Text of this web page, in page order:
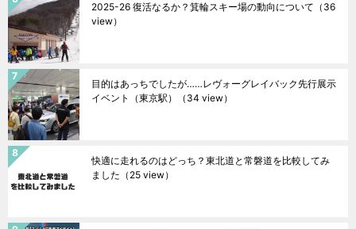
2025-26 復活なるか？箕輪スキー場の動向について （36
view）
目的はあっちでしたが……レヴォーグレイバック先行展示
イベント（東京駅）
（34 view）
快適に走れるのはどっち？東北道と常磐道を比較してみ
ました （25 view）